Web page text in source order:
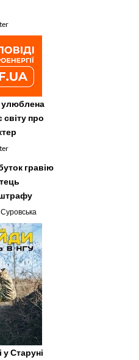
світу про
гравію
штрафу
Старуні